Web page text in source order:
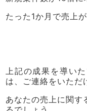
たった1か月で売上
上記の成果を導い
は、ご連絡をいただ
あなたの売上に関す